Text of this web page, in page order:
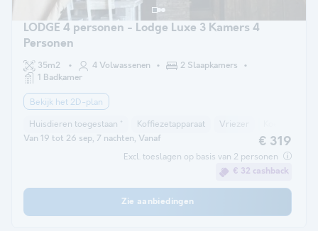
LODGE 4 personen - Lodge Luxe 3 Kamers 4
Personen
35m2 4 Volwassenen
2 Slaapkamers
1 Badkamer
Bekijk het 2D-plan
Huisdieren toegestaan * Koffiezetapparaat Vriezer
Van 19 tot 26 sep, 7 nachten, Vanaf € 319
Excl. toeslagen op basis van 2 personen
€ 32 cashback
Zie aanbiedingen